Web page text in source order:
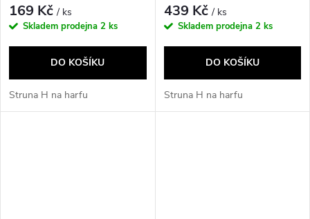
169 Kč/ ks
Skladem prodejna 2 ks
DO KOŠÍKU
Struna H na harfu
439 Kč/ ks
Skladem prodejna 2 ks
DO KOŠÍKU
Struna H na harfu